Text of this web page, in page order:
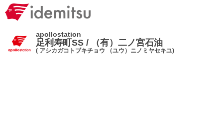
apollostation
足利寿町SS / （有）二ノ宮石油
( アシカガコトブキチョウ （ユウ）ニノミヤセキユ)